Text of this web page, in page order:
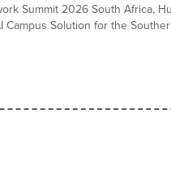
Summit 2026 South Africa,
Campus Solution for the